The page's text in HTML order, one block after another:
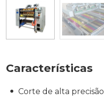
Características
Corte de alta precisão